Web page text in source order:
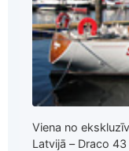
Viena no
Latvijā – Draco